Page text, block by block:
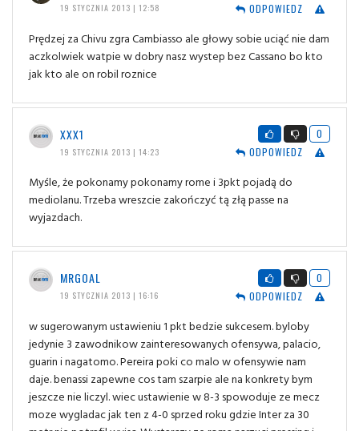
19 STYCZNIA 2013 | 12:58
ODPOWIEDZ
Prędzej za Chivu zgra Cambiasso ale głowy sobie uciąć nie dam
aczkolwiek watpie w dobry nasz wystep bez Cassano bo kto
jak kto ale on robil roznice
XXX1
19 STYCZNIA 2013 | 14:23
0
ODPOWIEDZ
Myśle, że pokonamy pokonamy rome i 3pkt pojadą do
mediolanu. Trzeba wreszcie zakończyć tą złą passe na
wyjazdach.
MRGOAL
19 STYCZNIA 2013 | 16:16
0
ODPOWIEDZ
w sugerowanym ustawieniu 1 pkt bedzie sukcesem. byloby
jedynie 3 zawodnikow zainteresowanych ofensywa, palacio,
guarin i nagatomo. Pereira poki co malo w ofensywie nam
daje. benassi zapewne cos tam szarpie ale na konkrety bym
jeszcze nie liczyl. wiec ustawienie w 8-3 spowoduje ze mecz
moze wygladac jak ten z 4-0 sprzed roku gdzie Inter za 30